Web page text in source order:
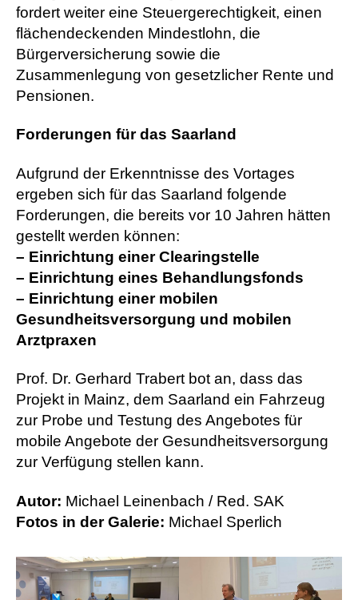
fordert weiter eine Steuergerechtigkeit, einen
flächendeckenden Mindestlohn, die
Bürgerversicherung sowie die
Zusammenlegung von gesetzlicher Rente und
Pensionen.
Forderungen für das Saarland
Aufgrund der Erkenntnisse des Vortages
ergeben sich für das Saarland folgende
Forderungen, die bereits vor 10 Jahren hätten
gestellt werden können:
– Einrichtung einer Clearingstelle
– Einrichtung eines Behandlungsfonds
– Einrichtung einer mobilen
Gesundheitsversorgung und mobilen
Arztpraxen
Prof. Dr. Gerhard Trabert bot an, dass das
Projekt in Mainz, dem Saarland ein Fahrzeug
zur Probe und Testung des Angebotes für
mobile Angebote der Gesundheitsversorgung
zur Verfügung stellen kann.
Autor: Michael Leinenbach / Red. SAK
Fotos in der Galerie: Michael Sperlich